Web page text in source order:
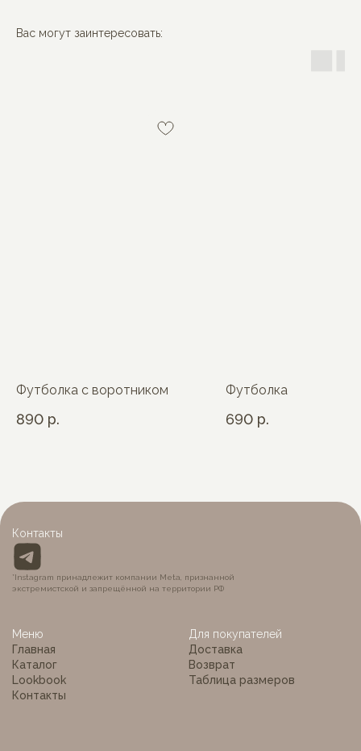
Вас могут заинтересовать:
Футболка с воротником
890 р.
Футболка
690 р.
Меню
Главная
Каталог
Lookbook
Контакты
Для покупателей
Доставка
Возврат
Таблица размеров
Контакты
*Instagram принадлежит компании Meta, признанной
экстремистской и запрещённой на территории РФ